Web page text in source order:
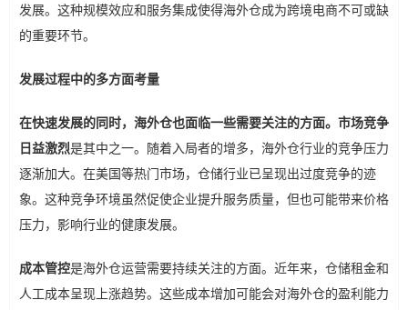
发展。这种规模效应和服务集成使得海外仓成为跨境电商不可或缺
的重要环节。
发展过程中的多方面考量
在快速发展的同时，海外仓也面临一些需要关注的方面。 市场竞争
日益激烈是其中之一。随着入局者的增多，海外仓行业的竞争压力
逐渐加大。在美国等热门市场，仓储行业已呈现出过度竞争的迹
象。这种竞争环境虽然促使企业提升服务质量，但也可能带来价格
压力，影响行业的健康发展。
成本管控是海外仓运营需要持续关注的方面。近年来，仓储租金和
人工成本呈现上涨趋势。这些成本增加可能会对海外仓的盈利能力